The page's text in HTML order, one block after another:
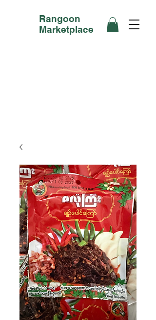
Rangoon
Marketplace